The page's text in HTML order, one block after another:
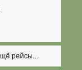
рейсы...